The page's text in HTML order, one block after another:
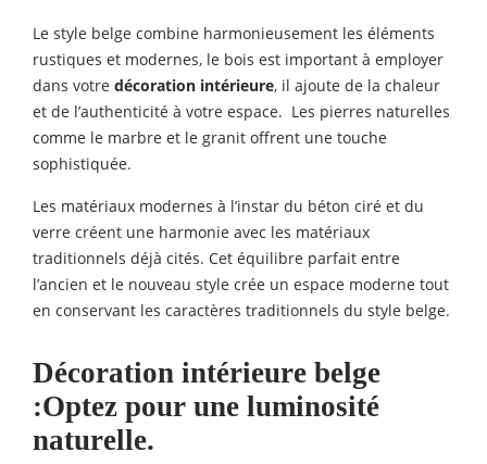
Le style belge combine harmonieusement les éléments
rustiques et modernes, le bois est important à employer
dans votre décoration intérieure, il ajoute de la chaleur
et de l’authenticité à votre espace. Les pierres naturelles
comme le marbre et le granit offrent une touche
sophistiquée.
Les matériaux modernes à l’instar du béton ciré et du
verre créent une harmonie avec les matériaux
traditionnels déjà cités. Cet équilibre parfait entre
l’ancien et le nouveau style crée un espace moderne tout
en conservant les caractères traditionnels du style belge.
Décoration intérieure belge
:Optez pour une luminosité
naturelle.